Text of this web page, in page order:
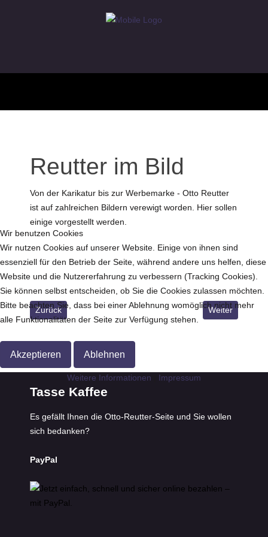
Reutter im Bild
Von der Karikatur bis zur Werbemarke - Otto Reutter
ist auf zahlreichen Bildern verewigt worden. Hier sollen
einige vorgestellt werden.
Vorheriger Beitrag: Karikaturen
Zurück Nächster
Weiter
Tasse Kaffee
Es gefällt Ihnen die Otto-Reutter-Seite und Sie wollen
sich bedanken?
PayPal
Wir benutzen Cookies
Wir nutzen Cookies auf unserer Website. Einige von ihnen sind
essenziell für den Betrieb der Seite, während andere uns helfen, diese
Website und die Nutzererfahrung zu verbessern (Tracking Cookies).
Sie können selbst entscheiden, ob Sie die Cookies zulassen möchten.
Bitte beachten Sie, dass bei einer Ablehnung womöglich nicht mehr
alle Funktionalitäten der Seite zur Verfügung stehen.
Akzeptieren Ablehnen
Weitere Informationen Impressum